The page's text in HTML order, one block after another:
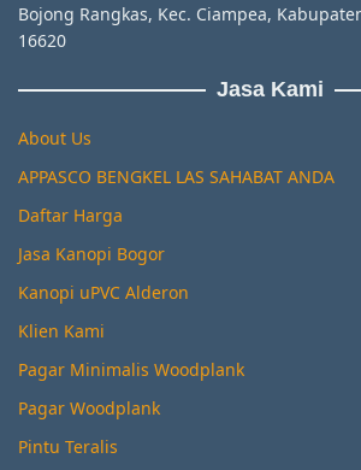
Bojong Rangkas, Kec. Ciampea,
16620
Jasa Kami
About Us
APPASCO BENGKEL LAS SAHABAT ANDA
Daftar Harga
Jasa Kanopi Bogor
Kanopi uPVC Alderon
Klien Kami
Pagar Minimalis Woodplank
Pagar Woodplank
Pintu Teralis